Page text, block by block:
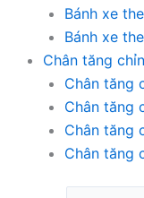
Bánh xe
Bánh xe
Chân tăng
Chân tăng
Chân tăng
Chân tăng
Chân tăng